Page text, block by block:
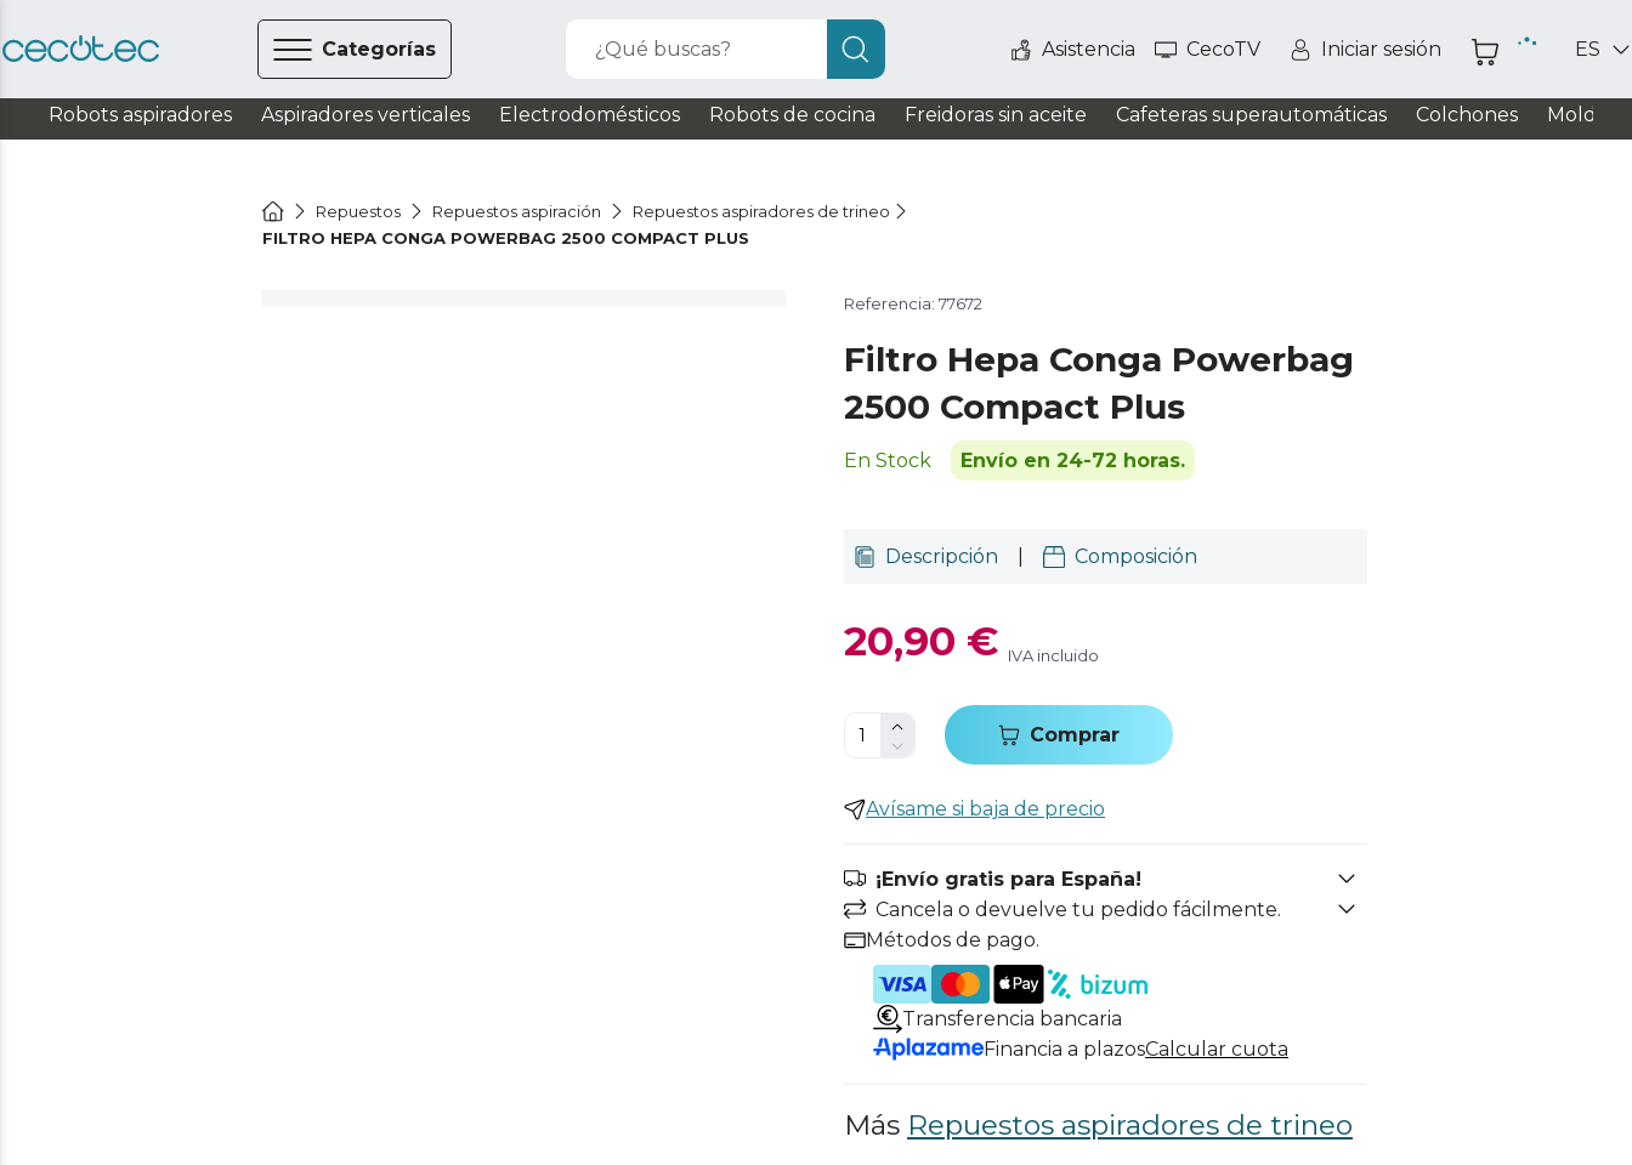
Categorías ¿Qué buscas? Asistencia CecoTV Iniciar sesión ES
Robots aspiradores Aspiradores verticales Electrodomésticos Robots de cocina Freidoras sin aceite Cafeteras superautomáticas Colchones
Repuestos Repuestos aspiración
Repuestos aspiradores de trineo
FILTRO HEPA CONGA POWERBAG 2500 COMPACT PLUS
Referencia: 77672
Filtro Hepa Conga Powerbag
2500 Compact Plus
En Stock Envío en 24-72 horas.
Descripción Composición
20,90 € IVA incluido
Comprar
Avísame si baja de precio
¡Envío gratis para España!
Cancela o devuelve tu pedido fácilmente.
Métodos de pago.
Transferencia bancaria
Financia a plazosCalcular cuota
Más Repuestos aspiradores de trineo